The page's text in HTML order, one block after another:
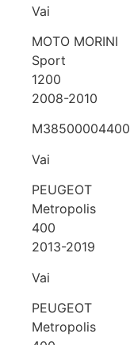
Vai
MOTO MORINI
Sport
1200
2008-2010
M38500004400
Vai
PEUGEOT
Metropolis
400
2013-2019
Vai
PEUGEOT
Metropolis